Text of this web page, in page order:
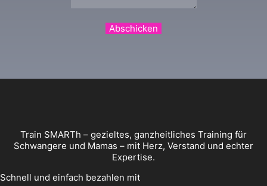
Abschicken
Train SMARTh – gezieltes, ganzheitliches Training für
Schwangere und Mamas – mit Herz, Verstand und echter
Expertise.
Schnell und einfach bezahlen mit